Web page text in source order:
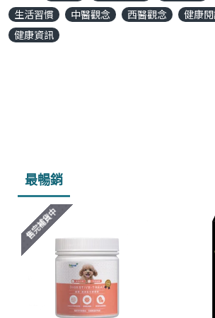
生活習慣
中醫觀念 西醫觀念 健康
健康資訊
最暢銷
售完補貨中